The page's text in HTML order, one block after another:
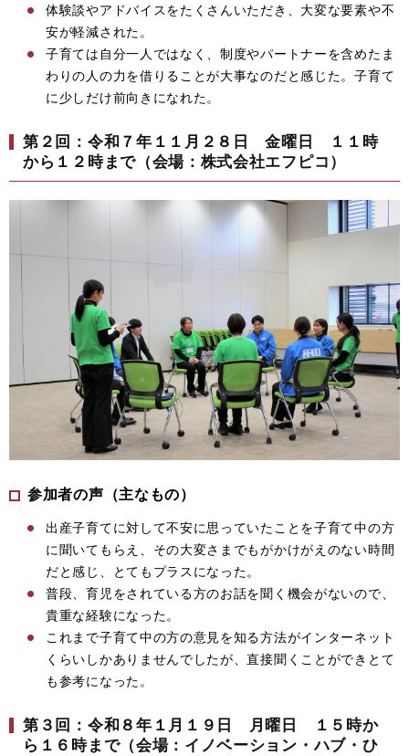
体験談やアドバイスをたくさんいただき、大変な要素や不
安が軽減された。
子育ては自分一人ではなく、制度やパートナーを含めたま
わりの人の力を借りることが大事なのだと感じた。子育て
に少しだけ前向きになれた。
第２回：令和７年１１月２８日 金曜日 １１時
から１２時まで（会場：株式会社エフピコ）
参加者の声（主なもの）
出産子育てに対して不安に思っていたことを子育て中の方
に聞いてもらえ、その大変さまでもがかけがえのない時間
だと感じ、とてもプラスになった。
普段、育児をされている方のお話を聞く機会がないので、
貴重な経験になった。
これまで子育て中の方の意見を知る方法がインターネット
くらいしかありませんでしたが、直接聞くことができとて
も参考になった。
第３回：令和８年１月１９日 月曜日 １５時か
ら１６時まで（会場：イノベーション・ハブ・ひ